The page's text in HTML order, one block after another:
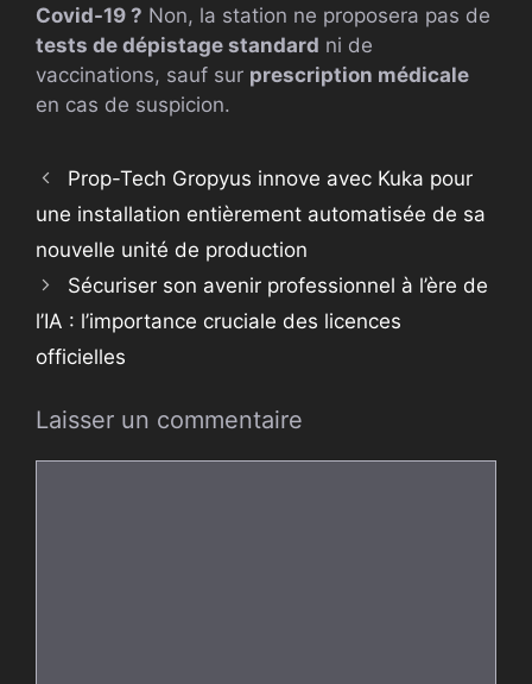
Covid-19 ? Non, la station ne proposera pas de
tests de dépistage standard ni de
vaccinations, sauf sur prescription médicale
en cas de suspicion.
Prop-Tech Gropyus innove avec Kuka pour
une installation entièrement automatisée de sa
nouvelle unité de production
Sécuriser son avenir professionnel à l’ère de
l’IA : l’importance cruciale des licences
officielles
Laisser un commentaire